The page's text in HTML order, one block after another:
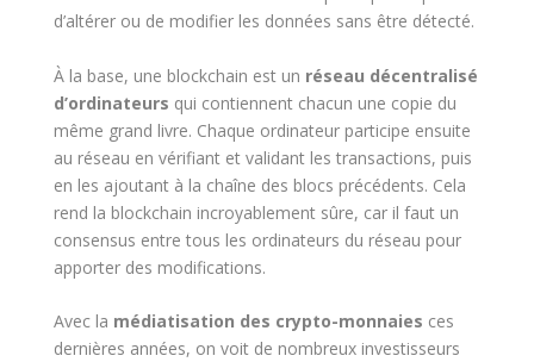
d’altérer ou de modifier les données sans être détecté.
À la base, une blockchain est un réseau décentralisé
d’ordinateurs qui contiennent chacun une copie du
même grand livre. Chaque ordinateur participe ensuite
au réseau en vérifiant et validant les transactions, puis
en les ajoutant à la chaîne des blocs précédents. Cela
rend la blockchain incroyablement sûre, car il faut un
consensus entre tous les ordinateurs du réseau pour
apporter des modifications.
Avec la médiatisation des crypto-monnaies ces
dernières années, on voit de nombreux investisseurs